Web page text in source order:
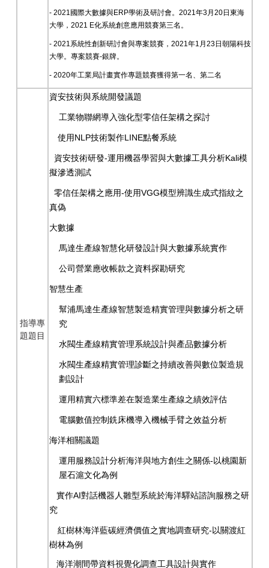
- 2021國際大數據與ERP學術及研討會。2021年3月20日東海
大學，2021 E化系統創意應用競賽第三名。
- 2021系統性創新研討會與專案競賽，2021年1月23日朝陽科技
大學。專案競賽-銀牌。
- 2020年工業局計畫實作專題競賽獲得第一名、第二名
指導專
題題目
資安技術與系統開發議題
工業物聯網導入強化型零信任架構之探討
使用NLP技術製作LINE點餐系統
資安技術研發-運用機器學習與大數據工具分析Kali模
擬滲透測試
零信任架構之應用-使用VGG模型辨識生成式指紋之
真偽
大數據
馬達生產線智慧化研發設計與大數據系統實作
公司營業應收帳款之資料探勘研究
智慧生產
幫浦馬達生產線智慧製造精實管理與數據分析之研
究
水閥生產線精實管理系統設計與產品數據分析
水閥生產線精實管理診斷之持續改善與數位製造規
劃設計
運用精實六標準差在製造業生產線之績效評估
電腦數值控制銑床機導入機械手臂之效益分析
海洋相關議題
運用服務設計分析海洋與地方創生之關係-以桃園新
屋石滬文化為例
實作AI對話機器人雛型系統於海洋驛站諮詢服務之研
究
紅樹林海洋藍碳經濟價值之實地調查研究-以關渡紅
樹林為例
海洋潮間帶資料視覺化調查工具設計與實作